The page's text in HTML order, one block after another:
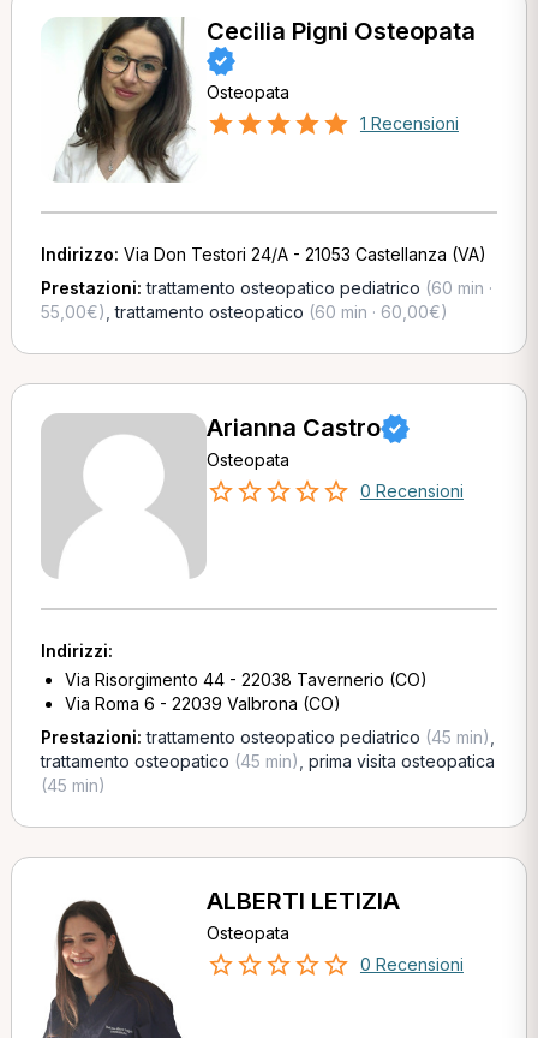
Cecilia Pigni Osteopata
Osteopata
1 Recensioni
Indirizzo: Via Don Testori 24/A - 21053 Castellanza (VA)
Prestazioni:trattamento osteopatico pediatrico (60 min ·
55,00€) ,trattamento osteopatico (60 min · 60,00€)
Arianna Castro
Osteopata
0 Recensioni
Indirizzi:
Via Risorgimento 44 - 22038 Tavernerio (CO)
Via Roma 6 - 22039 Valbrona (CO)
Prestazioni:trattamento osteopatico pediatrico (45 min)
trattamento osteopatico (45 min) prima visita osteopatica
(45 min)
ALBERTI LETIZIA
Osteopata
0 Recensioni